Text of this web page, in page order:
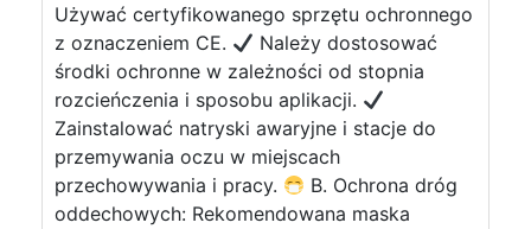
Używać certyfikowanego sprzętu ochronnego
z oznaczeniem CE.
Należy dostosować
środki ochronne w zależności od stopnia
rozcieńczenia i sposobu aplikacji.
Zainstalować natryski awaryjne i stacje do
przemywania oczu w miejscach
przechowywania i pracy.
B. Ochrona dróg
oddechowych: Rekomendowana maska